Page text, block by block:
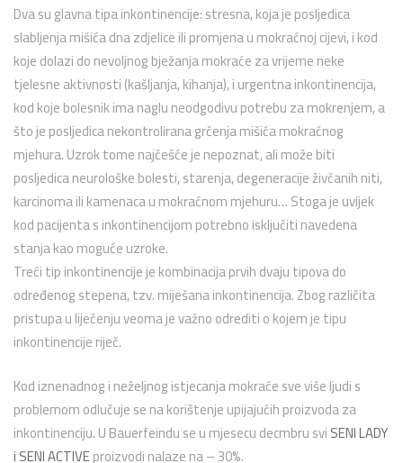
Dva su glavna tipa inkontinencije: stresna, koja je posljedica
slabljenja mišića dna zdjelice ili promjena u mokraćnoj cijevi, i kod
koje dolazi do nevoljnog bježanja mokraće za vrijeme neke
tjelesne aktivnosti (kašljanja, kihanja), i urgentna inkontinencija,
kod koje bolesnik ima naglu neodgodivu potrebu za mokrenjem, a
što je posljedica nekontrolirana grčenja mišića mokraćnog
mjehura. Uzrok tome najčešće je nepoznat, ali može biti
posljedica neurološke bolesti, starenja, degeneracije živčanih niti,
karcinoma ili kamenaca u mokraćnom mjehuru… Stoga je uvijek
kod pacijenta s inkontinencijom potrebno isključiti navedena
stanja kao moguće uzroke.
Treći tip inkontinencije je kombinacija prvih dvaju tipova do
određenog stepena, tzv. miješana inkontinencija. Zbog različita
pristupa u liječenju veoma je važno odrediti o kojem je tipu
inkontinencije riječ.
Kod iznenadnog i neželjnog istjecanja mokraće sve više ljudi s
problemom odlučuje se na korištenje upijajućih proizvoda za
inkontinenciju. U Bauerfeindu se u mjesecu decmbru sviSENI LADY
i SENI ACTIVEproizvodi nalaze na – 30%.